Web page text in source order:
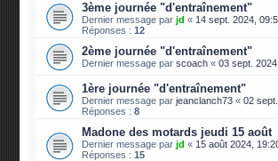
3ème journée "d'entraînement"
Dernier message parjd « 14 sept. 2024,
Réponses :12
2ème journée "d'entraînement"
Dernier message parscoach «03 sept.
1ère journée "d'entraînement"
Dernier message parjeanclanch73 «02
Réponses :8
Madone des motards jeudi 15 août
Dernier message parjd « 15 août 2024,
Réponses :15